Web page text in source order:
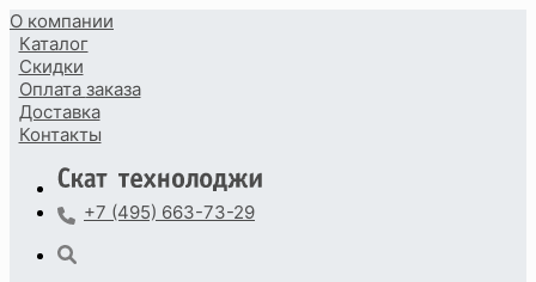
О компании
Каталог
Скидки
Оплата заказа
Доставка
Контакты
+7 (495) 663-73-29